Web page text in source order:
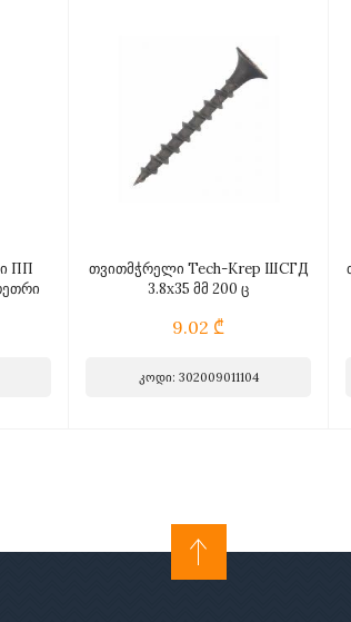
ПП
თვითმჭრელი Tech-Krep ШСГД
3.8х35 მმ 200 ც
9.02 ₾
კოდი: 302009011104